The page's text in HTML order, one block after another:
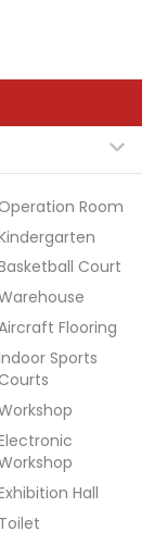
Operation Room
Court
Flooring
Sports
Courts
Hall
Toilet